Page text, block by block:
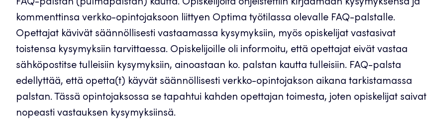
FAQ-palstan (pulmapalstan) kautta. Opiskelijoita ohjeistettiin kirjaamaan kysymyksensä ja
kommenttinsa verkko-opintojaksoon liittyen Optima työtilassa olevalle FAQ-palstalle.
Opettajat kävivät säännöllisesti vastaamassa kysymyksiin, myös opiskelijat vastasivat
toistensa kysymyksiin tarvittaessa. Opiskelijoille oli informoitu, että opettajat eivät vastaa
sähköpostitse tulleisiin kysymyksiin, ainoastaan ko. palstan kautta tulleisiin. FAQ-palsta
edellyttää, että opetta(t) käyvät säännöllisesti verkko-opintojakson aikana tarkistamassa
palstan. Tässä opintojaksossa se tapahtui kahden opettajan toimesta, joten opiskelijat saivat
nopeasti vastauksen kysymyksiinsä.